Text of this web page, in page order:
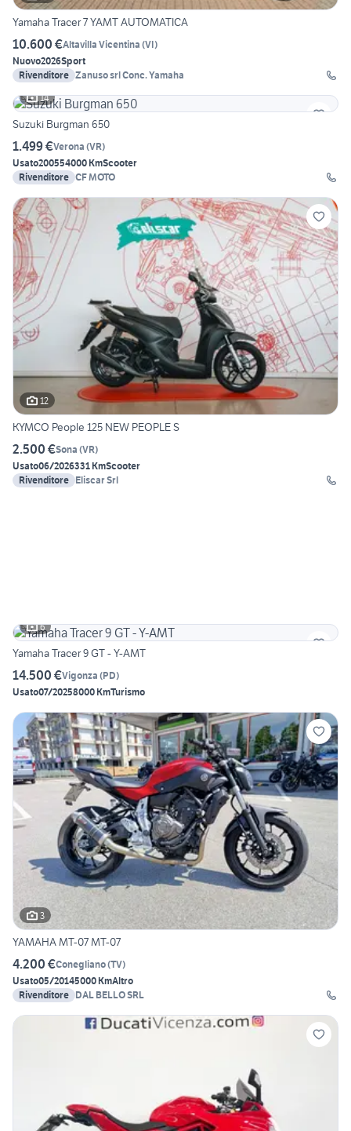
Yamaha Tracer 7 YAMT AUTOMATICA
10.600 €Altavilla Vicentina (VI)
Nuovo2026Sport
Rivenditore Zanuso srl Conc. Yamaha
14
Suzuki Burgman 650
1.499 €Verona (VR)
Usato200554000 KmScooter
Rivenditore CF MOTO
12
KYMCO People 125 NEW PEOPLE S
2.500 €Sona (VR)
Usato06/2026331 KmScooter
Rivenditore Eliscar Srl
6
Yamaha Tracer 9 GT - Y-AMT
14.500 €Vigonza (PD)
Usato07/20258000 KmTurismo
3
YAMAHA MT-07 MT-07
4.200 €Conegliano(TV)
Usato05/20145000 KmAltro
Rivenditore DAL BELLO SRL